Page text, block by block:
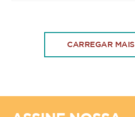
CARREGAR MAIS